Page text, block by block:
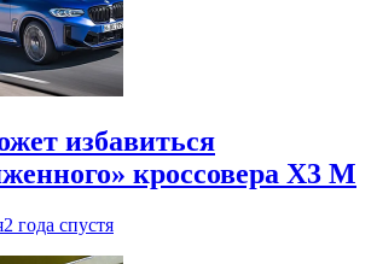
избавиться
кроссовера X3 M
2 года спустя